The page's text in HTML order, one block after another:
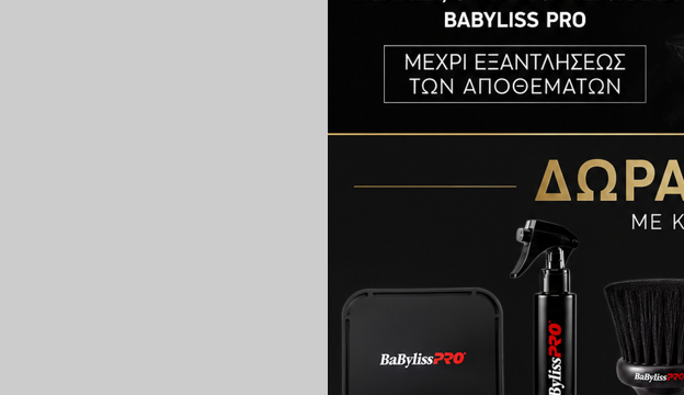
ΠΡΟΣΘΉΚΗ ΣΤΟ ΚΑΛΆΘΙ
100ml
Morgans Αφρόλουτρο Σώματος 150ml
13,00